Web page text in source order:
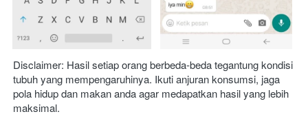
Disclaimer: Hasil setiap orang berbeda-beda tegantung kondisi
tubuh yang mempengaruhinya. Ikuti anjuran konsumsi, jaga
pola hidup dan makan anda agar medapatkan hasil yang lebih
maksimal.